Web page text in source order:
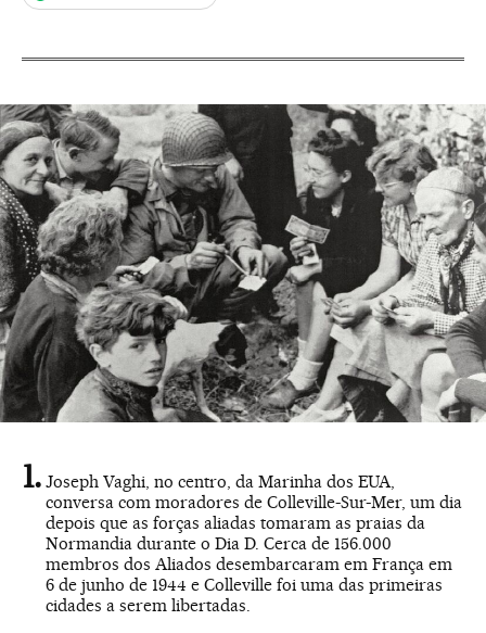
Joseph Vaghi, no centro, da Marinha dos EUA,
conversa com moradores de Colleville-Sur-Mer, um dia
depois que as forças aliadas tomaram as praias da
Normandia durante o Dia D. Cerca de 156.000
membros dos Aliados desembarcaram em França em
6 de junho de 1944 e Colleville foi uma das primeiras
cidades a serem libertadas.